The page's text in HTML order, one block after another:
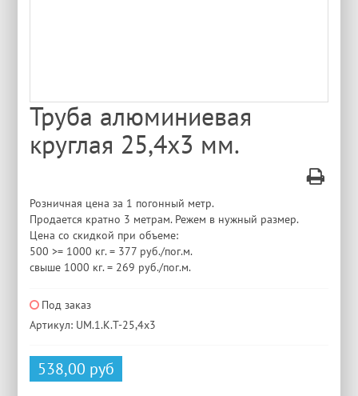
Труба алюминиевая
круглая 25,4x3 мм.
Розничная цена за 1 погонный метр.
Продается кратно 3 метрам. Режем в нужный размер.
Цена со скидкой при объеме:
500 >= 1000 кг. = 377 руб./пог.м.
свыше 1000 кг. = 269 руб./пог.м.
Под заказ
Артикул: UM.1.K.T-25,4x3
538,00 руб